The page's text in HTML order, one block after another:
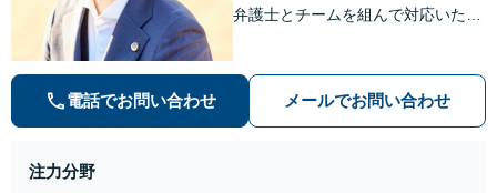
弁護士とチームを組んで対応いたし
添い、不安を軽減します。まずはお
気軽にご相談ください。
電話でお問い合わせ メールでお問い合わせ
注力分野